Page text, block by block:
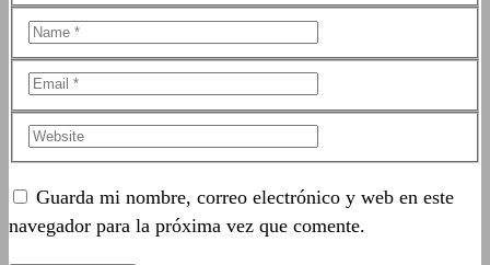
Guarda mi nombre, correo electrónico y web en este
navegador para la próxima vez que comente.